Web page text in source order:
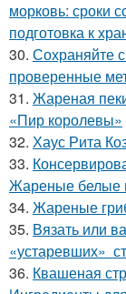
морковь: сроки
подготовка к
30. Сохраняйте
проверенные
31. Жареная
«Пир королевы»
32. Хаус Рита
33.
Жареные белые
34. Жареные
35. Вязать или
«устаревших»
36. Квашеная